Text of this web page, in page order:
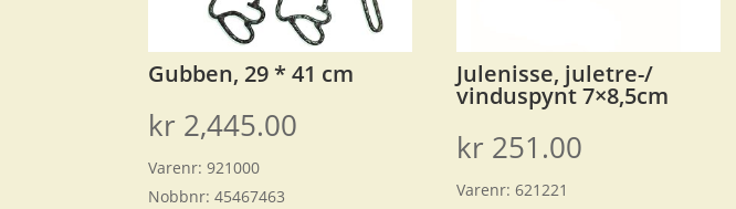
Gubben, 29 * 41 cm
kr 2,445.00
Varenr:921000
Nobbnr:45467463
Julenisse, juletre-/
vinduspynt 7×8,5cm
kr 251.00
Varenr:621221